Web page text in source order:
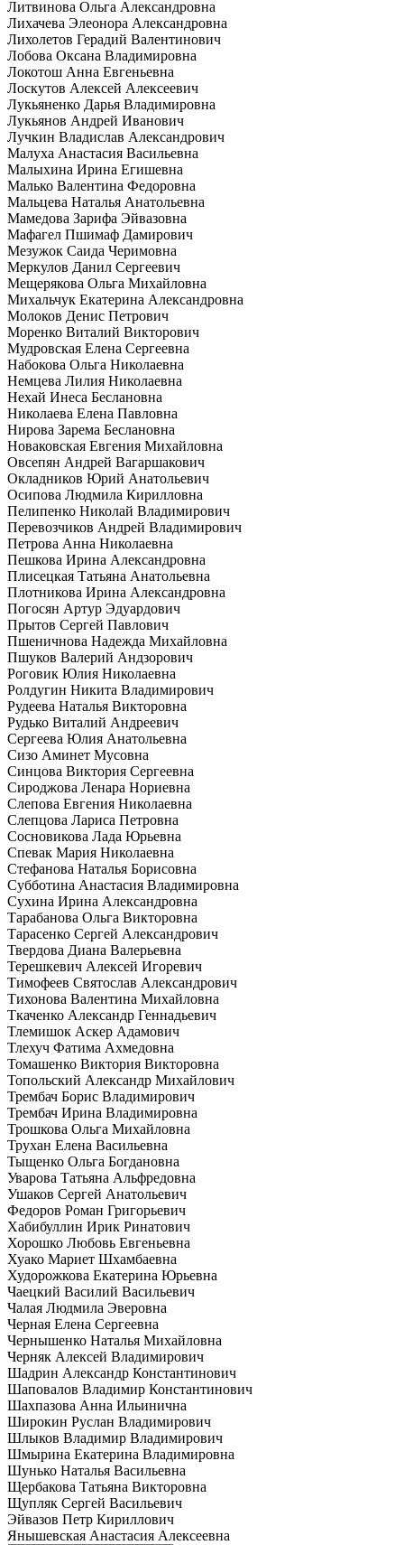
Литвинова Ольга Александровна
Лихачева Элеонора Александровна
Лихолетов Герадий Валентинович
Лобова Оксана Владимировна
Локотош Анна Евгеньевна
Лоскутов Алексей Алексеевич
Лукьяненко Дарья Владимировна
Лукьянов Андрей Иванович
Лучкин Владислав Александрович
Малуха Анастасия Васильевна
Малыхина Ирина Егишевна
Малько Валентина Федоровна
Мальцева Наталья Анатольевна
Мамедова Зарифа Эйвазовна
Мафагел Пшимаф Дамирович
Мезужок Саида Черимовна
Меркулов Данил Сергеевич
Мещерякова Ольга Михайловна
Михальчук Екатерина Александровна
Молоков Денис Петрович
Моренко Виталий Викторович
Мудровская Елена Сергеевна
Набокова Ольга Николаевна
Немцева Лилия Николаевна
Нехай Инеса Беслановна
Николаева Елена Павловна
Нирова Зарема Беслановна
Новаковская Евгения Михайловна
Овсепян Андрей Вагаршакович
Окладников Юрий Анатольевич
Осипова Людмила Кирилловна
Пелипенко Николай Владимирович
Перевозчиков Андрей Владимирович
Петрова Анна Николаевна
Пешкова Ирина Александровна
Плисецкая Татьяна Анатольевна
Плотникова Ирина Александровна
Погосян Артур Эдуардович
Прытов Сергей Павлович
Пшеничнова Надежда Михайловна
Пшуков Валерий Андзорович
Роговик Юлия Николаевна
Ролдугин Никита Владимирович
Рудеева Наталья Викторовна
Рудько Виталий Андреевич
Сергеева Юлия Анатольевна
Сизо Аминет Мусовна
Синцова Виктория Сергеевна
Сироджова Ленара Нориевна
Слепова Евгения Николаевна
Слепцова Лариса Петровна
Сосновикова Лада Юрьевна
Спевак Мария Николаевна
Стефанова Наталья Борисовна
Субботина Анастасия Владимировна
Сухина Ирина Александровна
Тарабанова Ольга Викторовна
Тарасенко Сергей Александрович
Твердова Диана Валерьевна
Терешкевич Алексей Игоревич
Тимофеев Святослав Александрович
Тихонова Валентина Михайловна
Ткаченко Александр Геннадьевич
Тлемишок Аскер Адамович
Тлехуч Фатима Ахмедовна
Томашенко Виктория Викторовна
Топольский Александр Михайлович
Трембач Борис Владимирович
Трембач Ирина Владимировна
Трошкова Ольга Михайловна
Трухан Елена Васильевна
Тыщенко Ольга Богдановна
Уварова Татьяна Альфредовна
Ушаков Сергей Анатольевич
Федоров Роман Григорьевич
Хабибуллин Ирик Ринатович
Хорошко Любовь Евгеньевна
Хуако Мариет Шхамбаевна
Худорожкова Екатерина Юрьевна
Чаецкий Василий Васильевич
Чалая Людмила Эверовна
Черная Елена Сергеевна
Чернышенко Наталья Михайловна
Черняк Алексей Владимирович
Шадрин Александр Константинович
Шаповалов Владимир Константинович
Шахпазова Анна Ильинична
Широкин Руслан Владимирович
Шлыков Владимир Владимирович
Шмырина Екатерина Владимировна
Шунько Наталья Васильевна
Щербакова Татьяна Викторовна
Щупляк Сергей Васильевич
Эйвазов Петр Кириллович
Янышевская Анастасия Алексеевна